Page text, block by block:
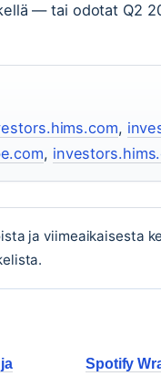
— tai odotat Q2
,
,
ja viimeaikaisesta
Spotify